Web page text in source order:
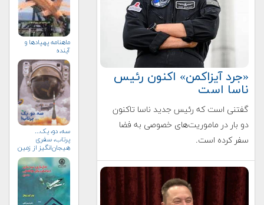
«جرد آیزاکمن» اکنون رئیس
ناسا است
گفتنی است که رئیس جدید ناسا تاکنون
دو بار در ماموریت‌های خصوصی به فضا
سفر کرده است.
ماهنامه پهپادها و
آینده
سه، دو، یک...
پرتاب، سفری
هیجان‌انگیز از زمین
به فضا (+خرید)